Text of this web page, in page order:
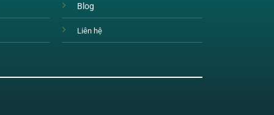
Blog
Liên hệ